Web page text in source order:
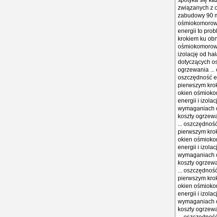
związanych z
zabudowy 90
energii to
krokiem ku
izolację od
dotyczących
ogrzewania ...
oszczędność
pierwszym
okien
energii i
wymaganiach
koszty
...
pierwszym
okien
energii i
wymaganiach
koszty
...
pierwszym
okien
energii i
wymaganiach
koszty